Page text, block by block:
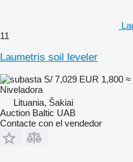
11
Laumetris soil leveler
S/ 7,029 EUR 1,800 ≈
Niveladora
Lituania, Šakiai
Auction Baltic UAB
Contacte con el vendedor